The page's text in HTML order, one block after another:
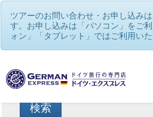
ツアーのお問い合わせ・お申し込み
す。お申し込みは「パソコン」をご
ォン」「タブレット」ではご利用いた